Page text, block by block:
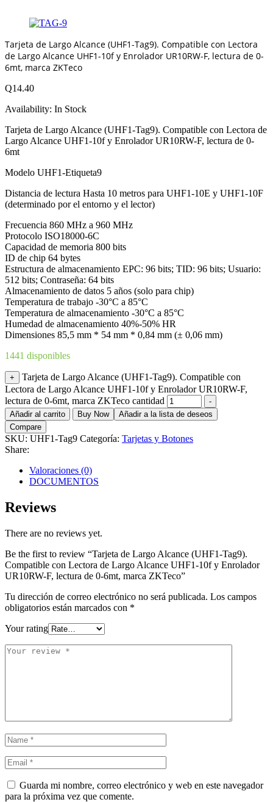
Tarjeta de Largo Alcance (UHF1-Tag9). Compatible con Lectora
de Largo Alcance UHF1-10f y Enrolador UR10RW-F, lectura de 0-
6mt, marca ZKTeco
Q14.40
Availability: In Stock
Tarjeta de Largo Alcance (UHF1-Tag9). Compatible con Lectora de
Largo Alcance UHF1-10f y Enrolador UR10RW-F, lectura de 0-
6mt
Modelo UHF1-Etiqueta9
Distancia de lectura Hasta 10 metros para UHF1-10E y UHF1-10F
(determinado por el entorno y el lector)
Frecuencia 860 MHz a 960 MHz
Protocolo ISO18000-6C
Capacidad de memoria 800 bits
ID de chip 64 bytes
Estructura de almacenamiento EPC: 96 bits; TID: 96 bits; Usuario:
512 bits; Contraseña: 64 bits
Almacenamiento de datos 5 años (solo para chip)
Temperatura de trabajo -30°C a 85°C
Temperatura de almacenamiento -30°C a 85°C
Humedad de almacenamiento 40%-50% HR
Dimensiones 85,5 mm * 54 mm * 0,84 mm (± 0,06 mm)
1441 disponibles
+
Tarjeta de Largo Alcance (UHF1-Tag9). Compatible con
Lectora de Largo Alcance UHF1-10f y Enrolador UR10RW-F,
lectura de 0-6mt, marca ZKTeco cantidad
-
Añadir al carrito
Buy Now
Añadir a la lista de deseos
Compare
SKU: UHF1-Tag9 Categoría: Tarjetas y Botones
Share:
Valoraciones (0)
DOCUMENTOS
Reviews
There are no reviews yet.
Be the first to review “Tarjeta de Largo Alcance (UHF1-Tag9).
Compatible con Lectora de Largo Alcance UHF1-10f y Enrolador
UR10RW-F, lectura de 0-6mt, marca ZKTeco”
Tu dirección de correo electrónico no será publicada. Los campos
obligatorios están marcados con *
Your rating
Guarda mi nombre, correo electrónico y web en este navegador
para la próxima vez que comente.